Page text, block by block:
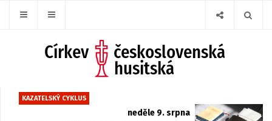
KAZATELSKÝ CYKLUS
neděle 9. srpna